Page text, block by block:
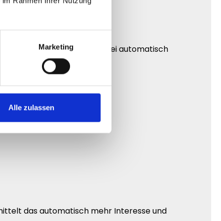
Marketing
Alle zulassen
Reichweite erzeugen dabei automatisch
das automatisch mehr Interesse und